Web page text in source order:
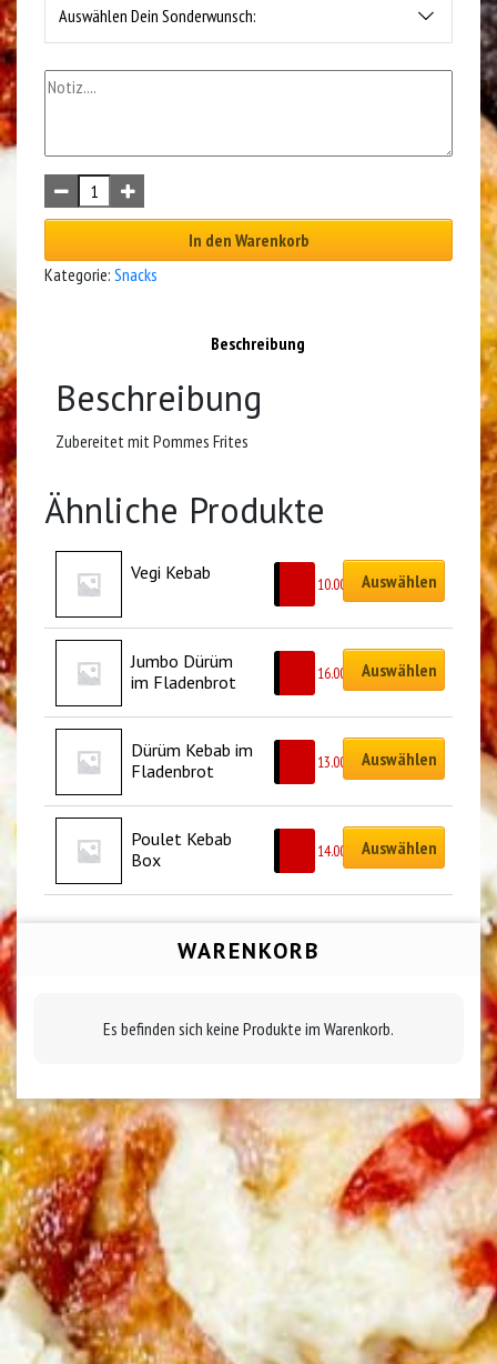
Auswählen Dein Sonderwunsch:
In den Warenkorb
Kategorie: Snacks
Beschreibung
Beschreibung
Zubereitet mit Pommes Frites
Ähnliche Produkte
Vegi Kebab
10.00 Auswählen
Jumbo Dürüm
im Fladenbrot
16.00 Auswählen
Dürüm Kebab im
Fladenbrot
13.00 Auswählen
Poulet Kebab
Box
14.00 Auswählen
WARENKORB
Es befinden sich keine Produkte im Warenkorb.